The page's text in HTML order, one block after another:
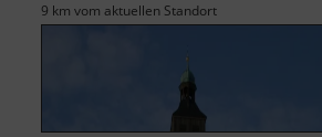
9 km vom aktuellen Standort